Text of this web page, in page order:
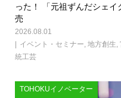
った！ 「元祖ずんだシェ
売
2026.08.01
イベント・セミナー, 地方創生,
統工芸
TOHOKUイノベーター